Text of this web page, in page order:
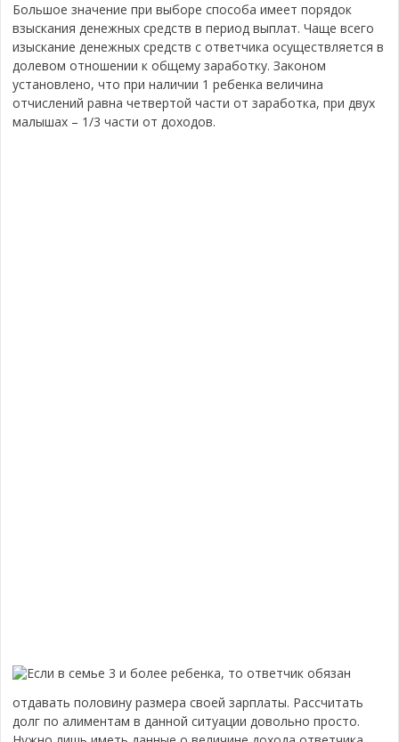
Большое значение при выборе способа имеет порядок
взыскания денежных средств в период выплат. Чаще всего
изыскание денежных средств с ответчика осуществляется в
долевом отношении к общему заработку. Законом
установлено, что при наличии 1 ребенка величина
отчислений равна четвертой части от заработка, при двух
малышах – 1/3 части от доходов.
Если в семье 3 и более ребенка, то ответчик обязан
отдавать половину размера своей зарплаты. Рассчитать
долг по алиментам в данной ситуации довольно просто.